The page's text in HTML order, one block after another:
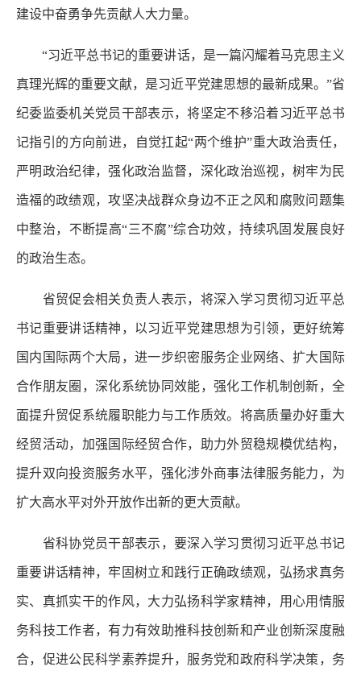
建设中奋勇争先贡献人大力量。
“习近平总书记的重要讲话，是一篇闪耀着马克思主义
真理光辉的重要文献，是习近平党建思想的最新成果。”省
纪委监委机关党员干部表示，将坚定不移沿着习近平总书
记指引的方向前进，自觉扛起“两个维护”重大政治责任，
严明政治纪律，强化政治监督，深化政治巡视，树牢为民
造福的政绩观，攻坚决战群众身边不正之风和腐败问题集
中整治，不断提高“三不腐”综合功效，持续巩固发展良好
的政治生态。
省贸促会相关负责人表示，将深入学习贯彻习近平总
书记重要讲话精神，以习近平党建思想为引领，更好统筹
国内国际两个大局，进一步织密服务企业网络、扩大国际
合作朋友圈，深化系统协同效能，强化工作机制创新，全
面提升贸促系统履职能力与工作质效。将高质量办好重大
经贸活动，加强国际经贸合作，助力外贸稳规模优结构，
提升双向投资服务水平，强化涉外商事法律服务能力，为
扩大高水平对外开放作出新的更大贡献。
省科协党员干部表示，要深入学习贯彻习近平总书记
重要讲话精神，牢固树立和践行正确政绩观，弘扬求真务
实、真抓实干的作风，大力弘扬科学家精神，用心用情服
务科技工作者，有力有效助推科技创新和产业创新深度融
合，促进公民科学素养提升，服务党和政府科学决策，务